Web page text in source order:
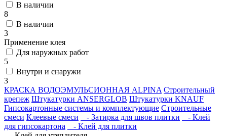
В наличии
8
В наличии
3
Применение клея
Для наружных работ
5
Внутри и снаружи
3
КРАСКА ВОДОЭМУЛЬСИОННАЯ ALPINA Строительный
крепеж Штукатурки ANSERGLOB Штукатурки KNAUF
Гипсокартонные системы и комплектующие Строительные
смеси Клеевые смеси - Затирка для швов плитки
- Клей
для гипсокартона
- Клей для плитки